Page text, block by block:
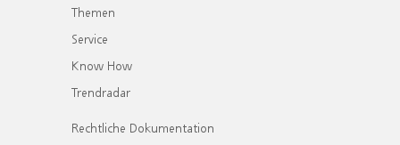
Themen
Service
Know How
Trendradar
Rechtliche Dokumentation